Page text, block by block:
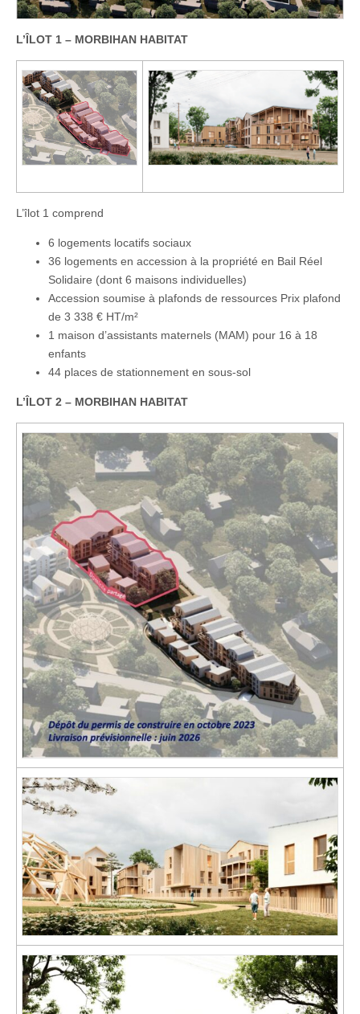
L’ÎLOT 1 – MORBIHAN HABITAT
L’îlot 1 comprend
6 logements locatifs sociaux
36 logements en accession à la propriété en Bail Réel
Solidaire (dont 6 maisons individuelles)
Accession soumise à plafonds de ressources Prix plafond
de 3 338 € HT/m²
1 maison d’assistants maternels (MAM) pour 16 à 18
enfants
44 places de stationnement en sous-sol
L’ÎLOT 2 – MORBIHAN HABITAT